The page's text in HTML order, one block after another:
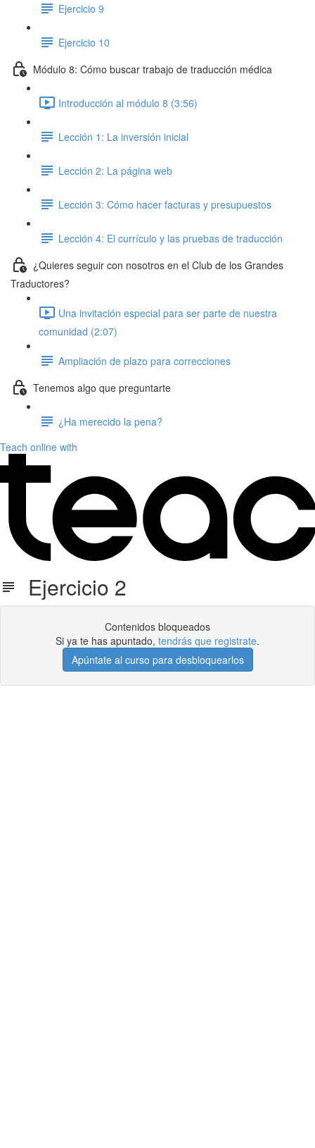
Ejercicio 9
Ejercicio 10
Módulo 8: Cómo buscar trabajo de traducción médica
Introducción al módulo 8 (3:56)
Lección 1: La inversión inicial
Lección 2: La página web
Lección 3: Cómo hacer facturas y presupuestos
Lección 4: El currículo y las pruebas de traducción
¿Quieres seguir con nosotros en el Club de los Grandes
Traductores?
Una invitación especial para ser parte de nuestra
comunidad (2:07)
Ampliación de plazo para correcciones
Tenemos algo que preguntarte
¿Ha merecido la pena?
Teach online with
Ejercicio 2
Contenidos bloqueados
Si ya te has apuntado, tendrás que registrate.
Apúntate al curso para desbloquearlos